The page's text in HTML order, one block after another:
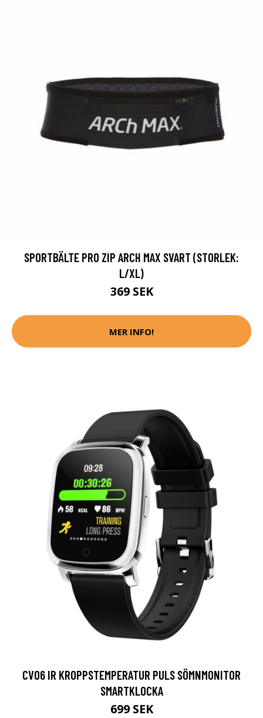
SPORTBÄLTE PRO ZIP ARCH MAX SVART (STORLEK:
L/XL)
369 SEK
MER INFO!
CV06 IR KROPPSTEMPERATUR PULS SÖMNMONITOR
SMARTKLOCKA
699 SEK